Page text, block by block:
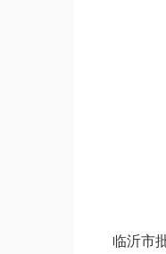
临沂市批